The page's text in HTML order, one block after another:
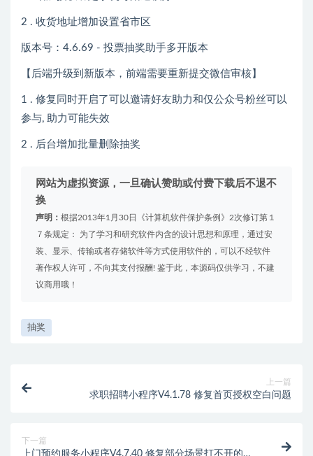
2 . 收货地址增加设置省市区
版本号：4.6.69 - 投票抽奖助手多开版本
【后端升级到新版本，前端需要重新提交微信审核】
1 . 修复同时开启了可以邀请好友助力和仅公众号粉丝可以
参与, 助力可能失效
2 . 后台增加批量删除抽奖
网站为虚拟资源，一旦确认赞助或付费下载后不退不
换
声明： 根据2013年1月30日《计算机软件保护条例》2次修订第１
７条规定： 为了学习和研究软件内含的设计思想和原理，通过安
装、显示、传输或者存储软件等方式使用软件的，可以不经软件
著作权人许可，不向其支付报酬! 鉴于此，本源码仅供学习，不建
议商用哦！
抽奖
上一篇
求职招聘小程序V4.1.78 修复首页授权空白问题
下一篇
上门预约服务小程序V4.7.40 修复部分场景打不开的情